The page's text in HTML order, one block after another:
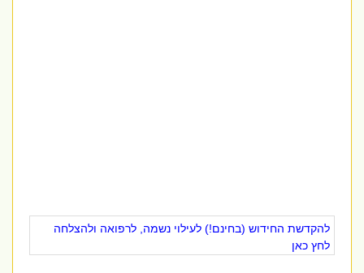
להקדשת החידוש (בחינם!) לעילוי נשמה, לרפואה ולהצלחה
לחץ כאן